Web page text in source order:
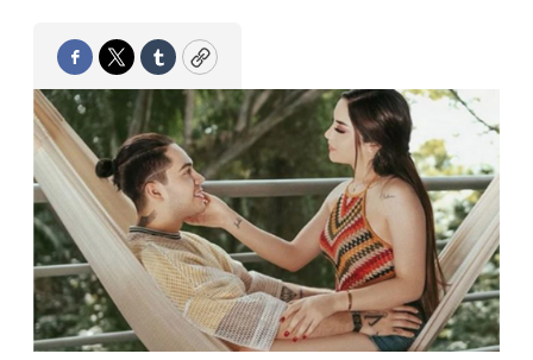
Facebook
TwitterTumblrCopy